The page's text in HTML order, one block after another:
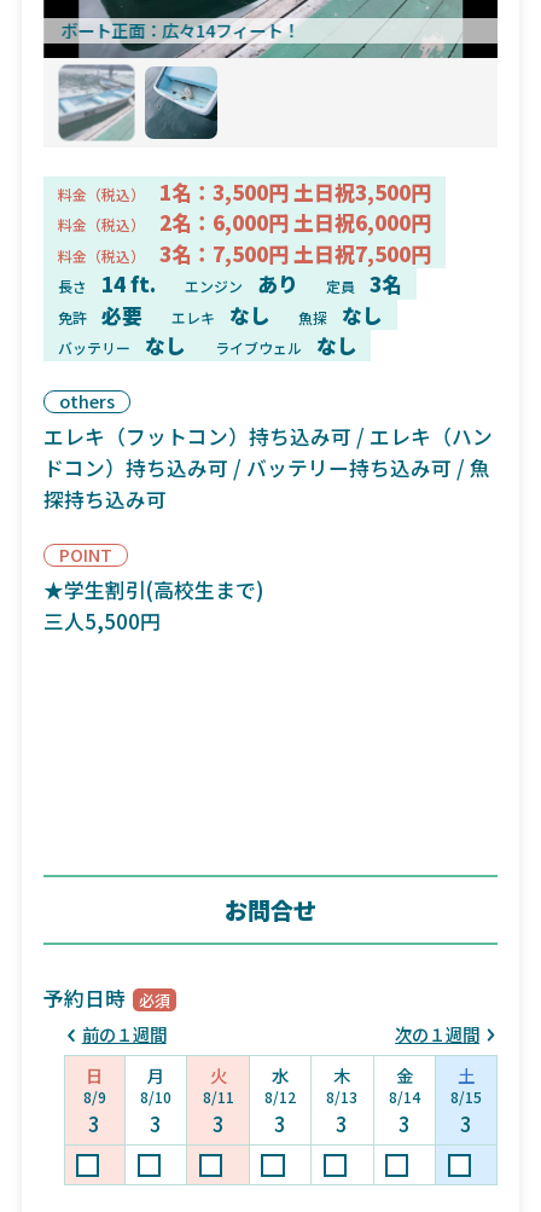
ボート正面 広々14フィート！
料金（税込） 1名：3,500円 土日祝3,500円
料金（税込） 2名：6,000円 土日祝6,000円
料金（税込） 3名：7,500円 土日祝7,500円
長さ 14 ft. エンジン あり 定員 3名
免許 必要 エレキ なし 魚探 なし
バッテリー なし ライブウェル なし
others
エレキ（フットコン）持ち込み可 / エレキ（ハン
ドコン）持ち込み可 / バッテリー持ち込み可 / 魚
探持ち込み可
POINT
★学生割引(高校生まで)
三人5,500円
お問合せ
予約日時
前の１週間
次の１週間
日
8/9
3
月
8/10
3
火
8/11
3
水
8/12
3
木
8/13
3
金
8/14
3
土
8/15
3